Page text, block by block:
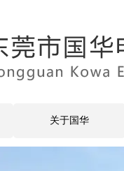
关于国华